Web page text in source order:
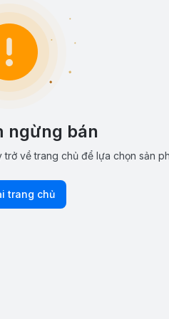
ngừng bán
về trang chủ để lựa chọn sản
trang chủ